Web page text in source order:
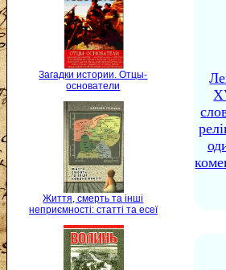
Загадки истории. Отцы-
основатели
Життя, смерть та інші
неприємності: статті та есеї